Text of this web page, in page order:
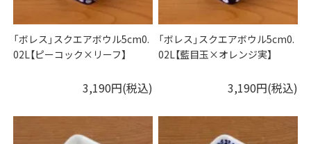
「ボレス」スクエアボウル5cm0.
02L【ピーコック×リーフ】
3,190円(税込)
「ボレス」スクエアボウル5cm0.
02L【藍目玉×オレンジ実】
3,190円(税込)